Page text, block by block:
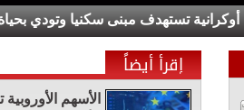
تستهدف مبنى سكنيا وتودي بحياة
إقرأ أيضاً
الأسهم الأوروبية